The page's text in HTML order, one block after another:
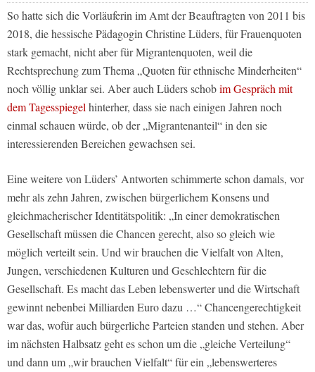
So hatte sich die Vorläuferin im Amt der Beauftragten von 2011 bis
2018, die hessische Pädagogin Christine Lüders, für Frauenquoten
stark gemacht, nicht aber für Migrantenquoten, weil die
Rechtsprechung zum Thema „Quoten für ethnische Minderheiten“
noch völlig unklar sei. Aber auch Lüders schobim Gespräch mit
demTagesspiegelhinterher, dass sie nach einigen Jahren noch
einmal schauen würde, ob der „Migrantenanteil“ in den sie
interessierenden Bereichen gewachsen sei.
Eine weitere von Lüders’ Antworten schimmerte schon damals, vor
mehr als zehn Jahren, zwischen bürgerlichem Konsens und
gleichmacherischer Identitätspolitik: „In einer demokratischen
Gesellschaft müssen die Chancen gerecht, also so gleich wie
möglich verteilt sein. Und wir brauchen die Vielfalt von Alten,
Jungen, verschiedenen Kulturen und Geschlechtern für die
Gesellschaft. Es macht das Leben lebenswerter und die Wirtschaft
gewinnt nebenbei Milliarden Euro dazu …“ Chancengerechtigkeit
war das, wofür auch bürgerliche Parteien standen und stehen. Aber
im nächsten Halbsatz geht es schon um die „gleiche Verteilung“
und dann um „wir brauchen Vielfalt“ für ein „lebenswerteres